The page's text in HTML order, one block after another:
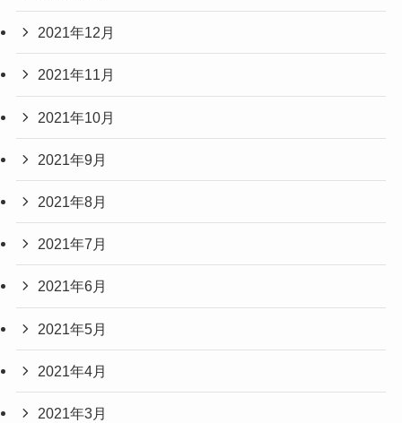
2021年12月
2021年11月
2021年10月
2021年9月
2021年8月
2021年7月
2021年6月
2021年5月
2021年4月
2021年3月